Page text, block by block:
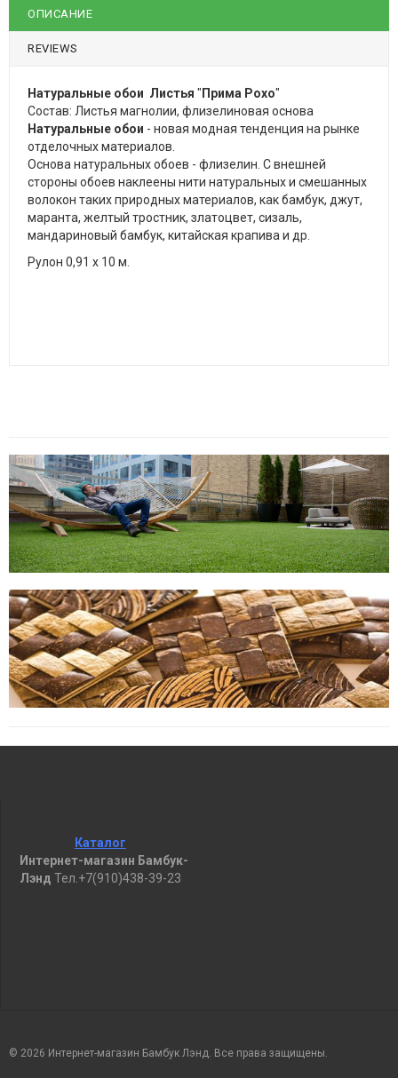
ОПИСАНИЕ
REVIEWS
Натуральные обои Листья " Прима Рохо"
Состав: Листья магнолии, флизелиновая основа
Натуральные обои - новая модная тенденция на рынке
отделочных материалов.
Основа натуральных обоев - флизелин. С внешней
стороны обоев наклеены нити натуральных и смешанных
волокон таких природных материалов, как бамбук, джут,
маранта, желтый тростник, златоцвет, сизаль,
мандариновый бамбук, китайская крапива и др.
Рулон 0,91 х 10 м.
Каталог
Интернет-магазин Бамбук-
Лэнд Тел.+7(910)438-39-23
© 2026 Интернет-магазин Бамбук Лэнд. Все права защищены.